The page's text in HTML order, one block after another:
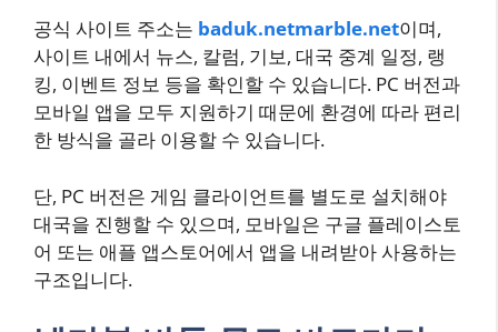
공식 사이트 주소는 baduk.netmarble.net이며,
사이트 내에서 뉴스, 칼럼, 기보, 대국 중계 일정, 랭
킹, 이벤트 정보 등을 확인할 수 있습니다. PC 버전과
모바일 앱을 모두 지원하기 때문에 환경에 따라 편리
한 방식을 골라 이용할 수 있습니다.
단, PC 버전은 게임 클라이언트를 별도로 설치해야
대국을 진행할 수 있으며, 모바일은 구글 플레이스토
어 또는 애플 앱스토어에서 앱을 내려받아 사용하는
구조입니다.